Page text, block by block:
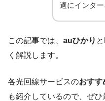
適にインター
この記事では、 auひかり と
く解説します。
各光回線サービスのおすす
も紹介しているので、ぜ